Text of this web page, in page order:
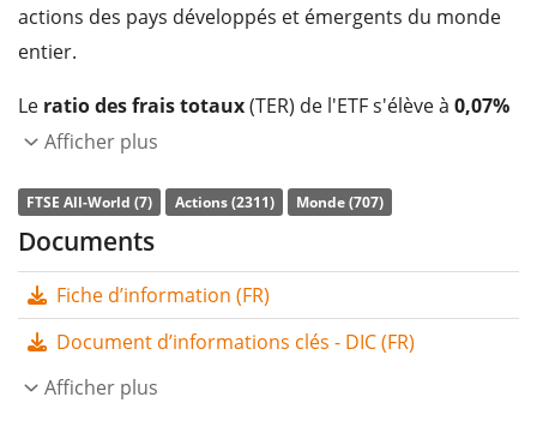
actions des pays développés et émergents du monde
entier.
Le ratio des frais totaux(TER) de l'ETF s'élève à 0,07%
p.a.. Le Xtrackers FTSE All-World UCITS ETF 1C est l'ETF
reproduit la performance de l’indice sous-jacent en
achetant une sélection des composantes les plus
pertinentes de l’indice (technique d’échantillonnage).
Les dividendes de l'ETF sontcapitaliséset réinvestis
dans l'ETF.
Le Xtrackers FTSE All-World UCITS ETF 1C est un petit
Afficher plus
FTSE All-World (7) Actions (2311) Monde (707)
Documents
Fiche d’information (FR)
Document d’informations clés - DIC (FR)
Afficher plus